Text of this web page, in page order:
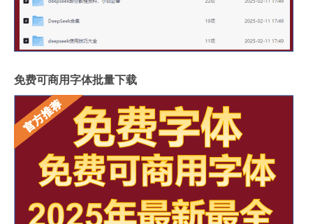
免费可商用字体批量下载